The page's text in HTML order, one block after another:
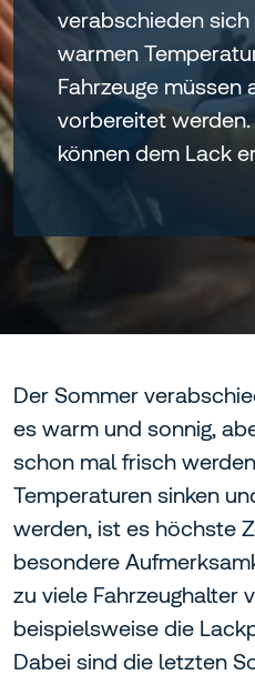
verabschieden
warmen
Fahrzeuge müssen
vorbereitet werden.
können dem Lack
Der Sommer
es warm und sonnig,
schon mal frisch
Temperaturen sinken
werden, ist es höchste
besondere
zu viele Fahrzeughalter
beispielsweise die
Dabei sind die letzten